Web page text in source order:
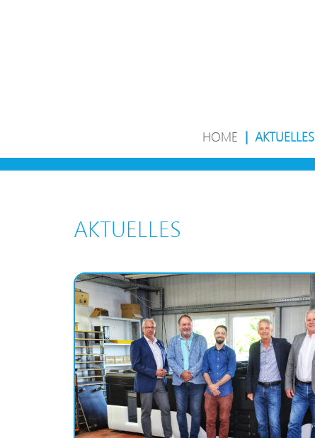
HOME | AKTUELLES
AKTUELLES